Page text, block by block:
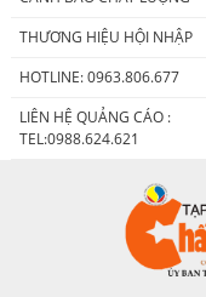
THƯƠNG HIỆU HỘI NHẬP
HOTLINE: 0963.806.677
LIÊN HỆ QUẢNG CÁO :
TEL:0988.624.621